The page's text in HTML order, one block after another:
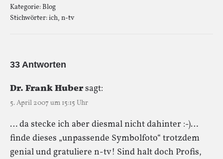
Kategorie:Blog
Stichwörter:ich, n-tv
33 Antworten
Dr. Frank Hubersagt:
5. April 2007 um 15:15 Uhr
… da stecke ich aber diesmal nicht dahinter :-)…
finde dieses „unpassende Symbolfoto“ trotzdem
genial und gratuliere n-tv! Sind halt doch Profis,